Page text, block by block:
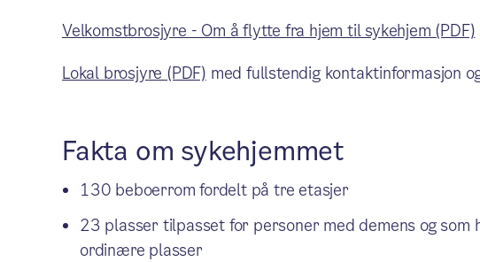
Velkomstbrosjyre - Om å flytte fra hjem til sykehjem (PDF)
Lokal brosjyre (PDF) med fullstendig kontaktinformasjon
Fakta om sykehjemmet
130 beboerrom fordelt på tre etasjer
23 plasser tilpasset for personer med demens og
ordinære plasser